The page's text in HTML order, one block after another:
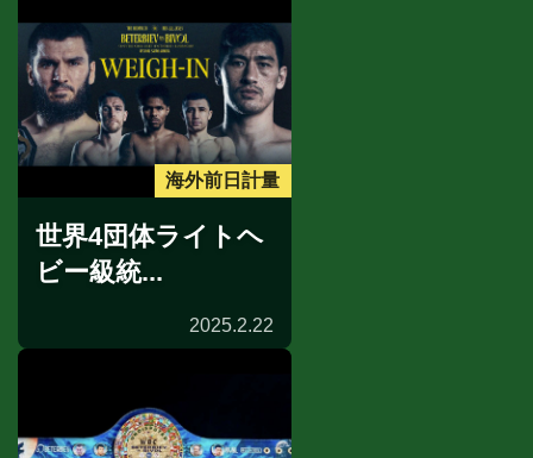
海外前日計量
世界4団体ライトヘ
ビー級統...
2025.2.22